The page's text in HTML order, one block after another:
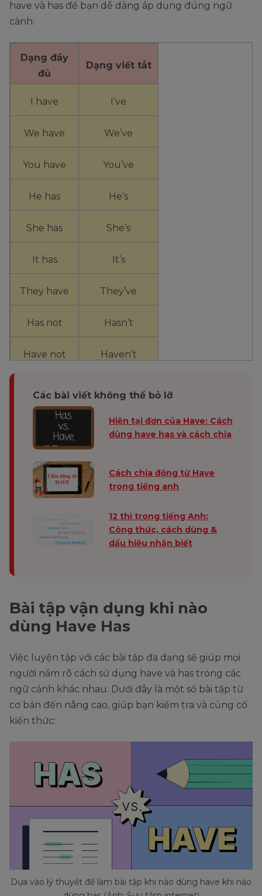
have và has để bạn dễ dàng áp dụng đúng ngữ
cảnh:
Dạng đầy
đủ
Dạng viết tắt
I have I’ve
We have We’ve
You have You’ve
He has He’s
She has She’s
It has It’s
They have They’ve
Has not Hasn’t
Have not Haven’t
Các bài viết không thể bỏ lỡ
Hiện tại đơn của Have: Cách
dùng have has và cách chia
Cách chia động từ Have
trong tiếng anh
12 thì trong tiếng Anh:
Công thức, cách dùng &
dấu hiệu nhận biết
Bài tập vận dụng khi nào
dùng Have Has
Việc luyện tập với các bài tập đa dạng sẽ giúp mọi
người nắm rõ cách sử dụng have và has trong các
ngữ cảnh khác nhau. Dưới đây là một số bài tập từ
cơ bản đến nâng cao, giúp bạn kiểm tra và củng cố
kiến thức:
Dựa vào lý thuyết để làm bài tập khi nào dùng have khi nào